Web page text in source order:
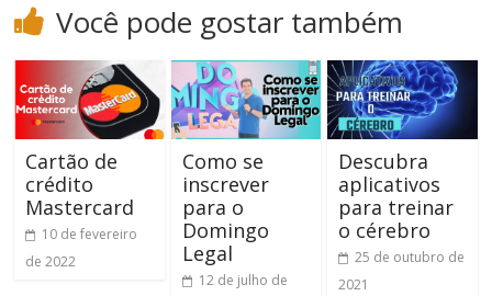
Você pode gostar também
Cartão de
crédito
Mastercard
10 de fevereiro
de 2022
Como se
inscrever
para o
Domingo
Legal
12 de julho de
Descubra
aplicativos
para treinar
o cérebro
25 de outubro de
2021